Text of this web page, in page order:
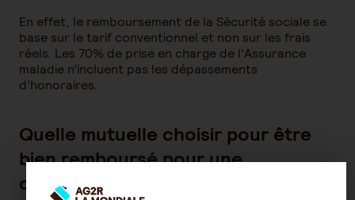
En effet, le remboursement de la Sécurité sociale se
base sur le tarif conventionnel et non sur les frais
réels. Les 70% de prise en charge de l’Assurance
maladie n’incluent pas les dépassements
d’honoraires.
Quelle mutuelle choisir pour être
bien remboursé pour une
consultation chez le pédiatre ?